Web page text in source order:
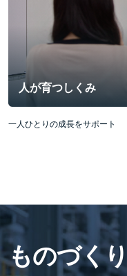
人が育つしくみ
一人ひとりの成長をサポート
ものづく